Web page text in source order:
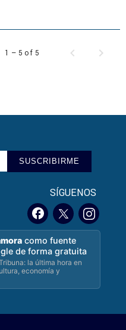
1 – 5 of 5
SUSCRIBIRME
SÍGUENOS
como fuente
de forma gratuita
la última hora en
economía y